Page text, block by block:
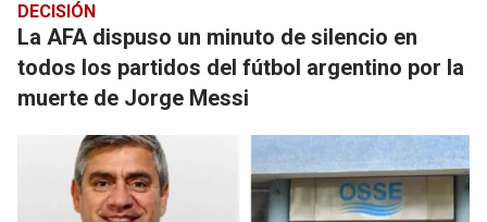
DECISIÓN
La AFA dispuso un minuto de silencio en
todos los partidos del fútbol argentino por la
muerte de Jorge Messi